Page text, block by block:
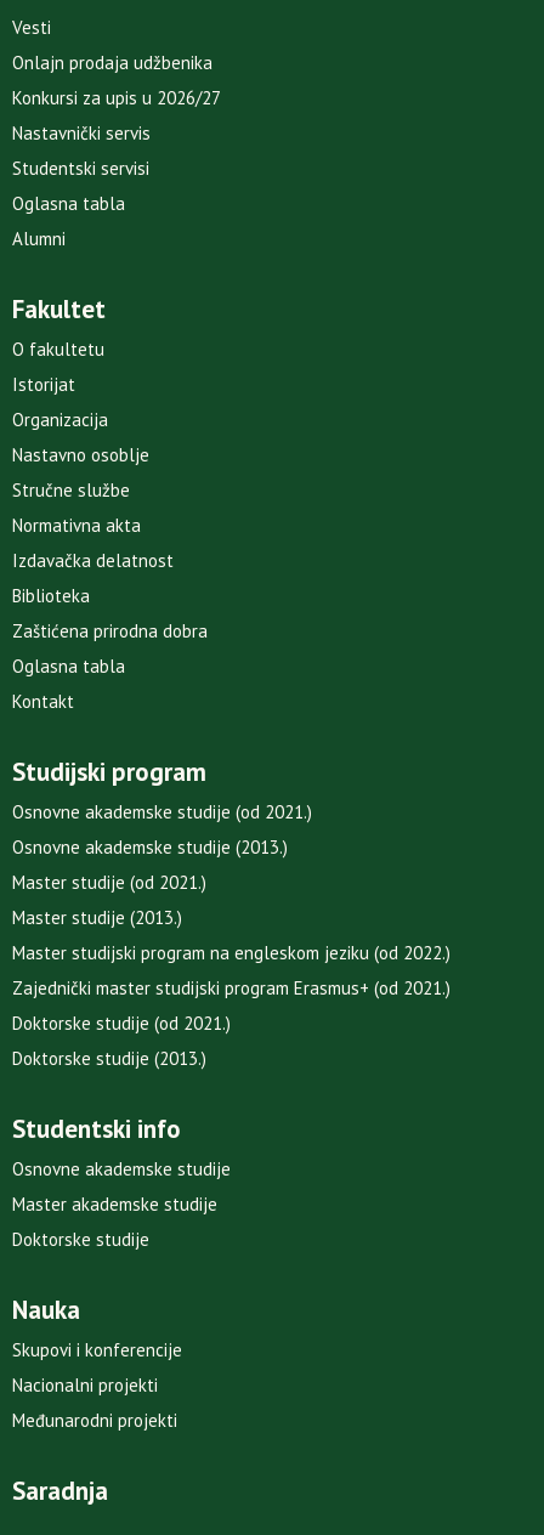
Vesti
Onlajn prodaja udžbenika
Konkursi za upis u 2026/27
Nastavnički servis
Studentski servisi
Oglasna tabla
Alumni
Fakultet
O fakultetu
Istorijat
Organizacija
Nastavno osoblje
Stručne službe
Normativna akta
Izdavačka delatnost
Biblioteka
Zaštićena prirodna dobra
Oglasna tabla
Kontakt
Studijski program
Osnovne akademske studije (od 2021.)
Osnovne akademske studije (2013.)
Master studije (od 2021.)
Master studije (2013.)
Master studijski program na engleskom jeziku (od 2022.)
Zajednički master studijski program Erasmus+ (od 2021.)
Doktorske studije (od 2021.)
Doktorske studije (2013.)
Studentski info
Osnovne akademske studije
Master akademske studije
Doktorske studije
Nauka
Skupovi i konferencije
Nacionalni projekti
Međunarodni projekti
Saradnja